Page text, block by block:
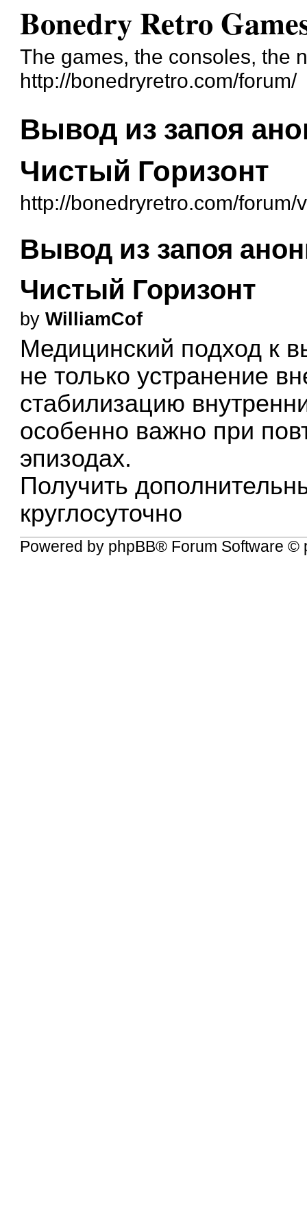
Bonedry Retro
The games, the consoles, the
http://bonedryretro.com/forum/
Вывод из запоя
Чистый Горизонт
http://bonedryretro.com/
Вывод из запоя
Чистый Горизонт
byWilliamCof
Медицинский подход к
не только устранение
стабилизацию
особенно важно при
эпизодах.
Получить
круглосуточно
Powered by phpBB® Forum Software ©